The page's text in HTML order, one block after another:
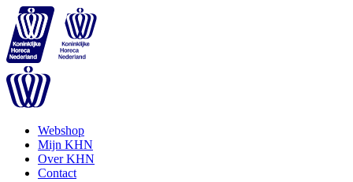
Webshop
Mijn KHN
Over KHN
Contact